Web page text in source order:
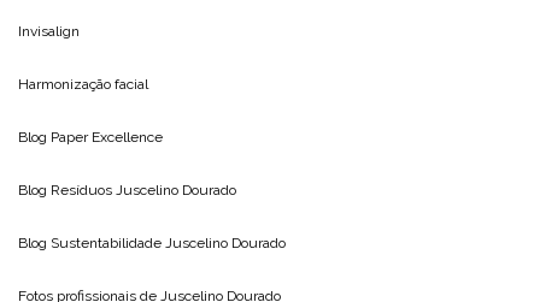
Invisalign
Harmonização facial
Blog Paper Excellence
Blog Resíduos Juscelino Dourado
Blog Sustentabilidade Juscelino Dourado
Fotos profissionais de Juscelino Dourado